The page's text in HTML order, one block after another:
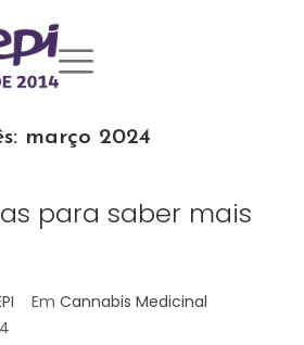
março 2024
para saber mais
Em Cannabis Medicinal